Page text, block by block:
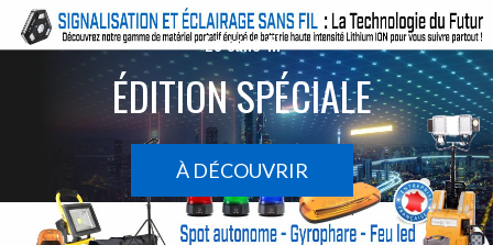
Le sans-fil
ÉDITION SPÉCIALE
À DÉCOUVRIR